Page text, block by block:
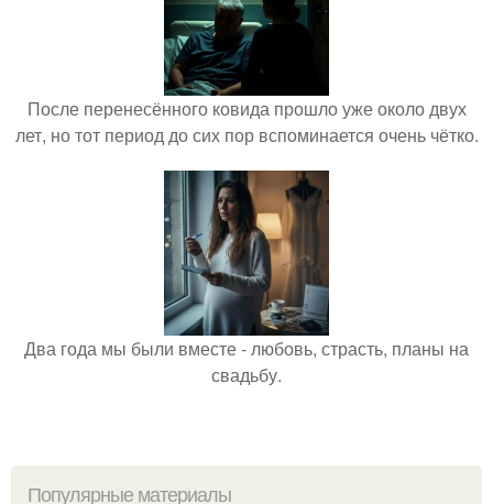
После перенесённого ковида прошло уже около двух
лет, но тот период до сих пор вспоминается очень чётко.
Два года мы были вместе - любовь, страсть, планы на
свадьбу.
Популярные материалы